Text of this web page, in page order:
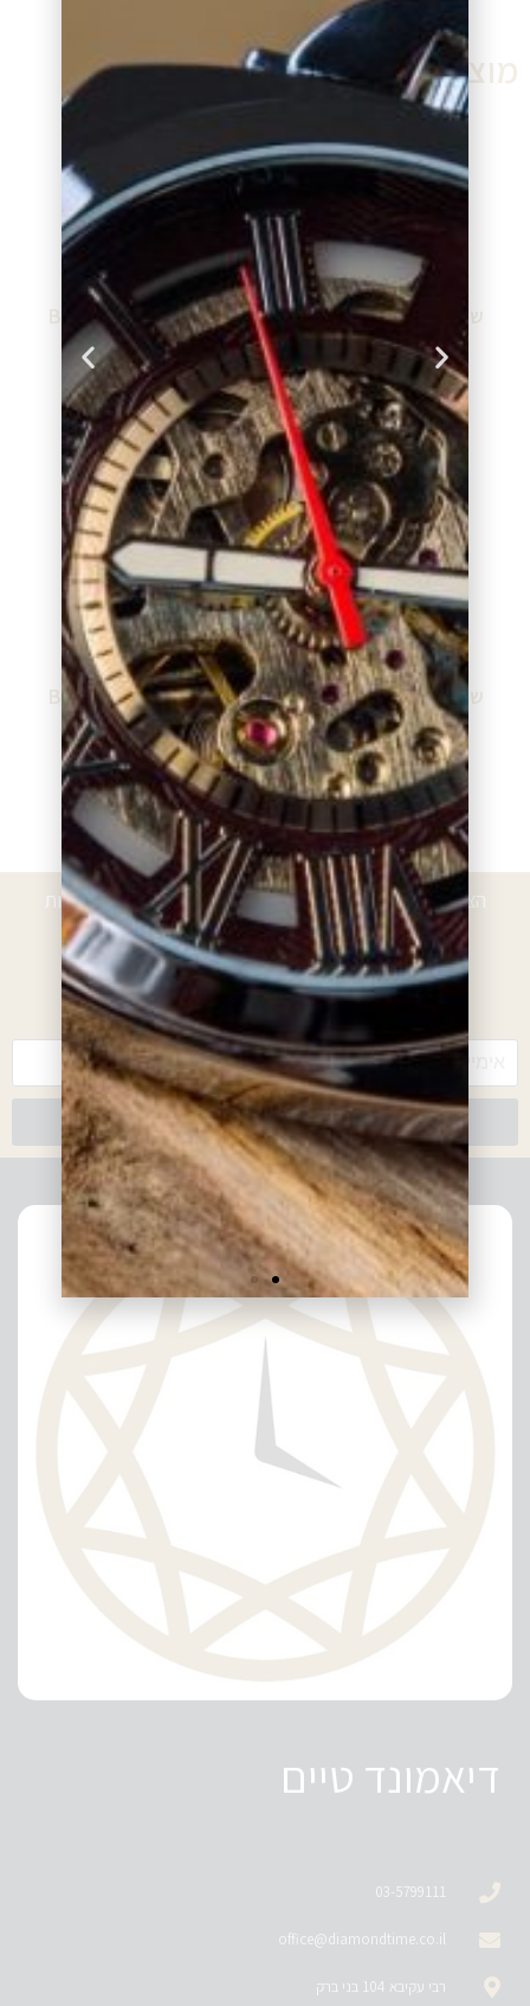
מוצרים דומים
שעון מותג בוס BOSS
BO1513908
₪ 799.00
הוספה לסל
שעון מותג בוס BOSS
BO1513805
₪799.00
הוספה לסל
שעון מותג בוס BOSS
BO1513440
₪799.00
הוספה לסל
שעון מותג בוס BOSS
BO1513281
₪799.00
הוספה לסל
הצטרפו לרשימת הלקוחות המועדפים וקבלו הטבות, הנחות
ועדכונים
*עם ההרשמה אתם מאשרים לקבל חומרים פרסומיים מאיתנו
צרפו אותי
דיאמונד טיים
03-5799111
office@diamondtime.co.il
רבי עקיבא 104 בני ברק